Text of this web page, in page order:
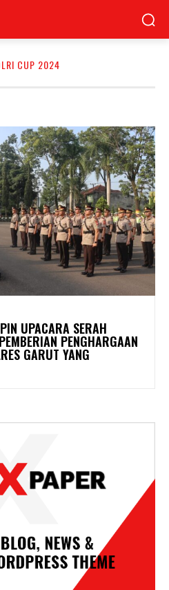
CUP 2024
UPACARA SERAH
PENGHARGAAN
GARUT YANG